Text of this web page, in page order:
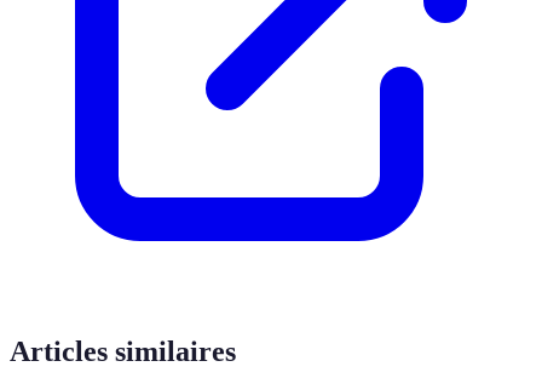
Articles similaires